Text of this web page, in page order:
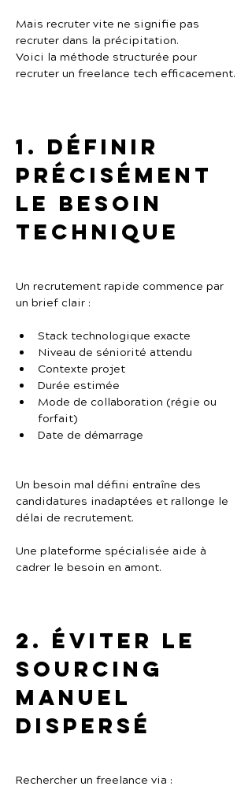
Mais recruter vite ne signifie pas
recruter dans la précipitation.
Voici la méthode structurée pour
recruter un freelance tech efficacement.
1. Définir
précisément
le besoin
technique
Un recrutement rapide commence par
un brief clair :
Stack technologique exacte
Niveau de séniorité attendu
Contexte projet
Durée estimée
Mode de collaboration (régie ou
forfait)
Date de démarrage
Un besoin mal défini entraîne des
candidatures inadaptées et rallonge le
délai de recrutement.
Une plateforme spécialisée aide à
cadrer le besoin en amont.
2. Éviter le
sourcing
manuel
dispersé
Rechercher un freelance via :